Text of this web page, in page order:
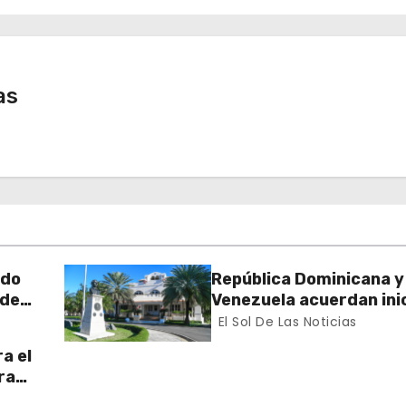
República Dominicana y
Venezuela acuerdan
proceso de
El Sol De Las Noticias
el